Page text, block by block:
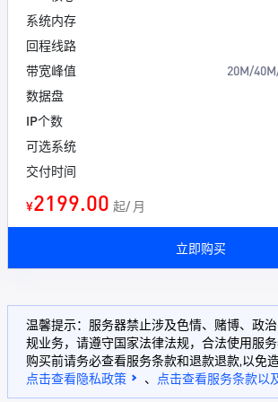
系统内存
回程线路
带宽峰值
20M/
数据盘
IP个数
可选系统
交付时间
¥2199.00 起/ 月
立即购买
温馨提示：服务器禁止涉及色情、赌博、政
规业务，请遵守国家法律法规，合法使用服务
购买前请务必查看服务条款和退款退款,以免
点击查看隐私政策
、 点击查看服务条款以